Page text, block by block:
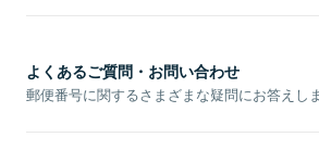
よくあるご質問・お問い合わせ
郵便番号に関するさまざまな疑問にお答えしま